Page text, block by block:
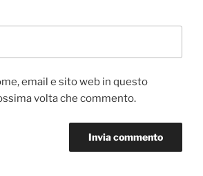
email e sito web in questo
volta che commento.